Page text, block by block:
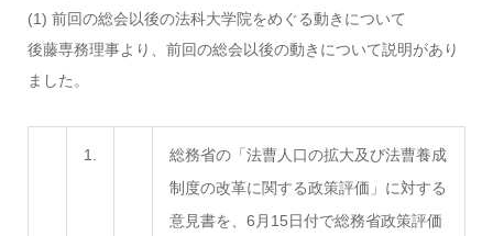
(1) 前回の総会以後の法科大学院をめぐる動きについて
後藤専務理事より、前回の総会以後の動きについて説明があり
ました。
1.
総務省の「法曹人口の拡大及び法曹養成
制度の改革に関する政策評価」に対する
意見書を、6月15日付で総務省政策評価